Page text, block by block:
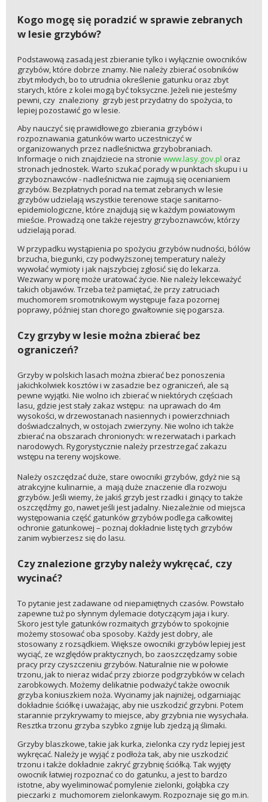
Kogo mogę się poradzić w sprawie zebranych
w lesie grzybów?
Podstawową zasadą jest zbieranie tylko i wyłącznie owocników
grzybów, które dobrze znamy. Nie należy zbierać osobników
zbyt młodych, bo to utrudnia określenie gatunku oraz zbyt
starych, które z kolei mogą być toksyczne. Jeżeli nie jesteśmy
pewni, czy znaleziony grzyb jest przydatny do spożycia, to
lepiej pozostawić go w lesie.
Aby nauczyć się prawidłowego zbierania grzybów i
rozpoznawania gatunków warto uczestniczyć w
organizowanych przez nadleśnictwa grzybobraniach.
Informacje o nich znajdziecie na stronie www.lasy.gov.pl oraz
stronach jednostek. Warto szukać porady w punktach skupu i u
grzyboznawców - nadleśnictwa nie zajmują się ocenianiem
grzybów. Bezpłatnych porad na temat zebranych w lesie
grzybów udzielają wszystkie terenowe stacje sanitarno-
epidemiologiczne, które znajdują się w każdym powiatowym
mieście. Prowadzą one także rejestry grzyboznawców, którzy
udzielają porad.
W przypadku wystąpienia po spożyciu grzybów nudności, bólów
brzucha, biegunki, czy podwyższonej temperatury należy
wywołać wymioty i jak najszybciej zgłosić się do lekarza.
Wezwany w porę może uratować życie. Nie należy lekceważyć
takich objawów. Trzeba też pamiętać, że przy zatruciach
muchomorem sromotnikowym występuje faza pozornej
poprawy, później stan chorego gwałtownie się pogarsza.
Czy grzyby w lesie można zbierać bez
ograniczeń?
Grzyby w polskich lasach można zbierać bez ponoszenia
jakichkolwiek kosztów i w zasadzie bez ograniczeń, ale są
pewne wyjątki. Nie wolno ich zbierać w niektórych częściach
lasu, gdzie jest stały zakaz wstępu: na uprawach do 4m
wysokości, w drzewostanach nasiennych i powierzchniach
doświadczalnych, w ostojach zwierzyny. Nie wolno ich także
zbierać na obszarach chronionych: w rezerwatach i parkach
narodowych. Rygorystycznie należy przestrzegać zakazu
wstępu na tereny wojskowe.
Należy oszczędzać duże, stare owocniki grzybów, gdyż nie są
atrakcyjne kulinarnie, a mają duże znaczenie dla rozwoju
grzybów. Jeśli wiemy, że jakiś grzyb jest rzadki i ginący to także
oszczędźmy go, nawet jeśli jest jadalny. Niezależnie od miejsca
występowania część gatunków grzybów podlega całkowitej
ochronie gatunkowej – poznaj dokładnie listę tych grzybów
zanim wybierzesz się do lasu.
Czy znalezione grzyby należy wykręcać, czy
wycinać?
To pytanie jest zadawane od niepamiętnych czasów. Powstało
zapewne tuż po słynnym dylemacie dotyczącym jaja i kury.
Skoro jest tyle gatunków rozmaitych grzybów to spokojnie
możemy stosować oba sposoby. Każdy jest dobry, ale
stosowany z rozsądkiem. Większe owocniki grzybów lepiej jest
wyciąć, ze względów praktycznych, bo zaoszczędzamy sobie
pracy przy czyszczeniu grzybów. Naturalnie nie w połowie
trzonu, jak to nieraz widać przy zbiorze podgrzybków w celach
zarobkowych. Możemy delikatnie podważyć także owocnik
grzyba koniuszkiem noża. Wycinamy jak najniżej, odgarniając
dokładnie ściółkę i uważając, aby nie uszkodzić grzybni. Potem
starannie przykrywamy to miejsce, aby grzybnia nie wysychała.
Resztka trzonu grzyba szybko zgnije lub zjedzą ją ślimaki.
Grzyby blaszkowe, takie jak kurka, zielonka czy rydz lepiej jest
wykręcać. Należy je wyjąć z podłoża tak, aby nie uszkodzić
trzonu i także dokładnie zakryć grzybnię ściółką. Tak wyjęty
owocnik łatwiej rozpoznać co do gatunku, a jest to bardzo
istotne, aby wyeliminować pomylenie zielonki, gołąbka czy
pieczarki z muchomorem zielonkawym. Rozpoznaje się go m.in.